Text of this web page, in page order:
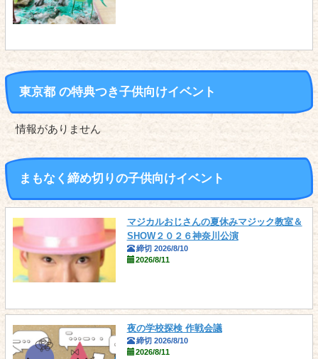
東京都 の特典つき子供向けイベント
情報がありません
まもなく締め切りの子供向けイベント
マジカルおじさんの夏休みマジック教室＆
SHOW２０２６神奈川公演
締切 2026/8/10
2026/8/11
夜の学校探検 作戦会議
締切 2026/8/10
2026/8/11